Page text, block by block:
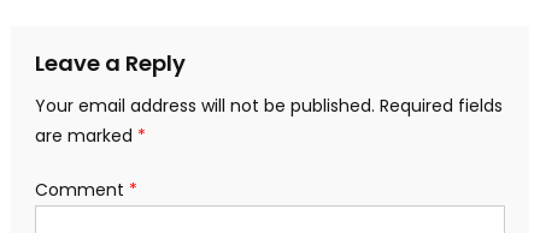
Leave a Reply
Your email address will not be published. Required fields
are marked *
Comment *